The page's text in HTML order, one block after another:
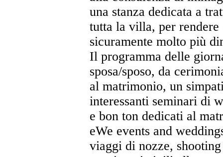
una stanza dedicata a
tutta la villa, per rendere
sicuramente molto più
Il programma delle
sposa/sposo, da
al matrimonio, un
interessanti seminari di
e bon ton dedicati al
eWe events and
viaggi di nozze,